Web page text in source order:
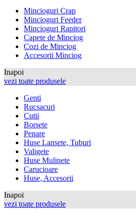
Mincioguri Crap
Mincioguri Feeder
Mincioguri Rapitori
Capete de Minciog
Cozi de Minciog
Accesorii Minciog
Inapoi
vezi toate produsele
Genti
Rucsacuri
Cutii
Borsete
Penare
Huse Lansete, Tuburi
Valigete
Huse Mulinete
Carucioare
Huse, Accesorii
Inapoi
vezi toate produsele